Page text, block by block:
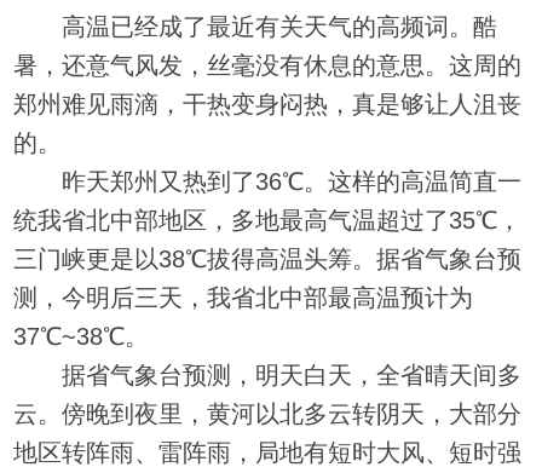
高温已经成了最近有关天气的高频词。酷
暑，还意气风发，丝毫没有休息的意思。这周的
郑州难见雨滴，干热变身闷热，真是够让人沮丧
的。
昨天郑州又热到了36℃。这样的高温简直一
统我省北中部地区，多地最高气温超过了35℃，
三门峡更是以38℃拔得高温头筹。据省气象台预
测，今明后三天，我省北中部最高温预计为
37℃~38℃。
据省气象台预测，明天白天，全省晴天间多
云。傍晚到夜里，黄河以北多云转阴天，大部分
地区转阵雨、雷阵雨，局地有短时大风、短时强